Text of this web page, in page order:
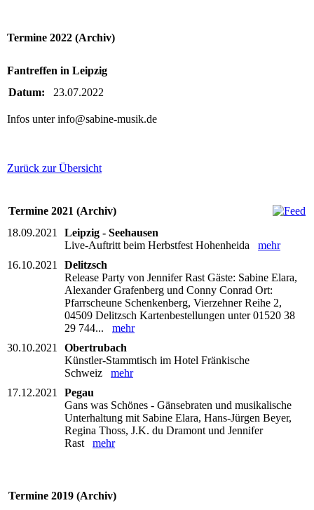
Termine 2022 (Archiv)
Fantreffen in Leipzig
Datum:
23.07.2022
Infos unter info@sabine-musik.de
Zurück zur Übersicht
Termine 2021 (Archiv)
18.09.2021
Leipzig - Seehausen
Live-Auftritt beim Herbstfest Hohenheida mehr
16.10.2021
Delitzsch
Release Party von Jennifer Rast Gäste: Sabine Elara,
Alexander Grafenberg und Conny Conrad Ort:
Pfarrscheune Schenkenberg, Vierzehner Reihe 2,
04509 Delitzsch Kartenbestellungen unter 01520 38
29 744... mehr
30.10.2021
Obertrubach
Künstler-Stammtisch im Hotel Fränkische
Schweiz mehr
17.12.2021
Pegau
Gans was Schönes - Gänsebraten und musikalische
Unterhaltung mit Sabine Elara, Hans-Jürgen Beyer,
Regina Thoss, J.K. du Dramont und Jennifer
Rast mehr
Termine 2019 (Archiv)